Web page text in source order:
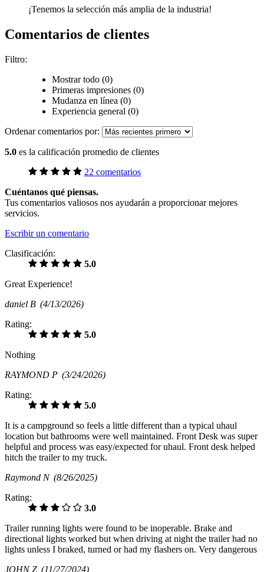
¡Tenemos la selección más amplia de la industria!
Comentarios de clientes
Filtro:
Mostrar todo (0)
Primeras impresiones (0)
Mudanza en línea (0)
Experiencia general (0)
Ordenar comentarios por:
5.0 es la calificación promedio de clientes
22 comentarios
Cuéntanos qué piensas.
Tus comentarios valiosos nos ayudarán a proporcionar mejores
servicios.
Escribir un comentario
Clasificación:
5.0
Great Experience!
daniel B (4/13/2026)
Rating:
5.0
Nothing
RAYMOND P (3/24/2026)
Rating:
5.0
It is a campground so feels a little different than a typical uhaul
location but bathrooms were well maintained. Front Desk was super
helpful and process was easy/expected for uhaul. Front desk helped
hitch the trailer to my truck.
Raymond N (8/26/2025)
Rating:
3.0
Trailer running lights were found to be inoperable. Brake and
directional lights worked but when driving at night the trailer had no
lights unless I braked, turned or had my flashers on. Very dangerous
JOHN Z (11/27/2024)